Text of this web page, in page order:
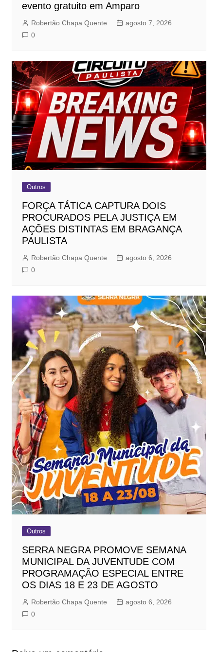
evento gratuito em Amparo
Robertão Chapa Quente
agosto 7, 2026
0
Outros
FORÇA TÁTICA CAPTURA DOIS
PROCURADOS PELA JUSTIÇA EM
AÇÕES DISTINTAS EM BRAGANÇA
PAULISTA
Robertão Chapa Quente
agosto 6, 2026
0
Outros
SERRA NEGRA PROMOVE SEMANA
MUNICIPAL DA JUVENTUDE COM
PROGRAMAÇÃO ESPECIAL ENTRE
OS DIAS 18 E 23 DE AGOSTO
Robertão Chapa Quente
agosto 6, 2026
0